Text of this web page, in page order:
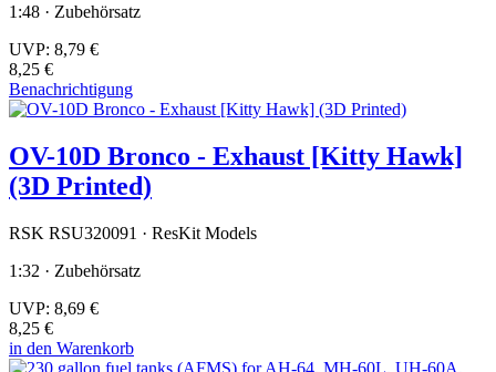
1:48 · Zubehörsatz
UVP: 8,79 €
8,25 €
Benachrichtigung
OV-10D Bronco - Exhaust [Kitty Hawk]
(3D Printed)
RSK RSU320091 · ResKit Models
1:32 · Zubehörsatz
UVP: 8,69 €
8,25 €
in den Warenkorb